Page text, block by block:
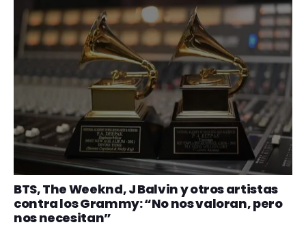
BTS, The Weeknd, J Balvin y otros artistas
contra los Grammy: “No nos valoran, pero
nos necesitan”